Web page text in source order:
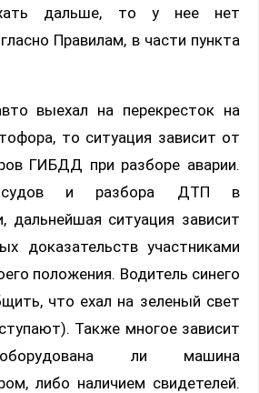
дальше, то у нее нет
Правилам, в части пункта
выехал на перекресток на
то ситуация зависит от
ГИБДД при разборе аварии.
судов и разбора ДТП в
дальнейшая ситуация зависит
доказательств участниками
положения. Водитель синего
что ехал на зеленый свет
Также многое зависит
ли машина
либо наличием свидетелей.